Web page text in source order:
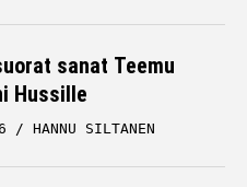
sanat Teemu
Hussille
HANNU SILTANEN
ja -nainen